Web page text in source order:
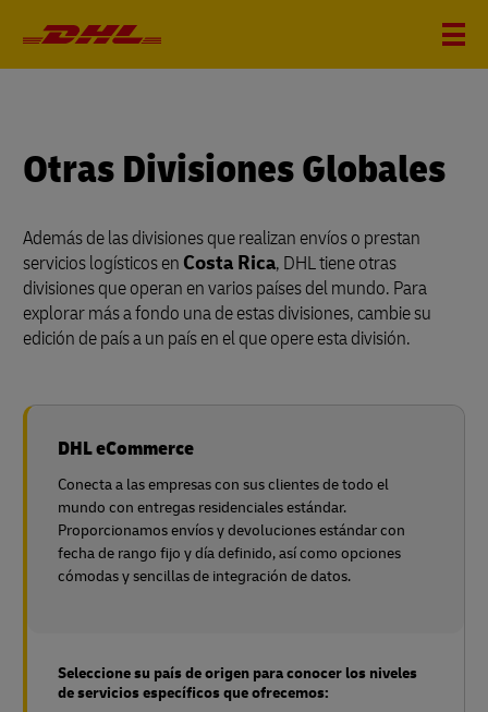
Otras Divisiones Globales
Además de las divisiones que realizan envíos o prestan
servicios logísticos en Costa Rica, DHL tiene otras
divisiones que operan en varios países del mundo. Para
explorar más a fondo una de estas divisiones, cambie su
edición de país a un país en el que opere esta división.
DHL eCommerce
Conecta a las empresas con sus clientes de todo el
mundo con entregas residenciales estándar.
Proporcionamos envíos y devoluciones estándar con
fecha de rango fijo y día definido, así como opciones
cómodas y sencillas de integración de datos.
Seleccione su país de origen para conocer los niveles
de servicios específicos que ofrecemos: